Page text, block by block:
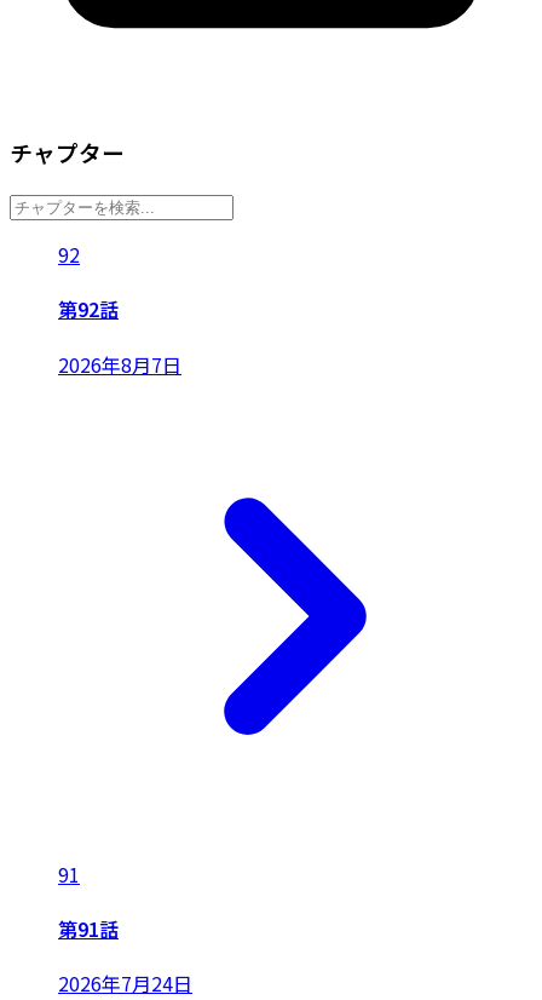
チャプター
92
第92話
2026年8月7日
91
第91話
2026年7月24日